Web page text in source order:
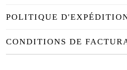
POLITIQUE
CONDITIONS DE